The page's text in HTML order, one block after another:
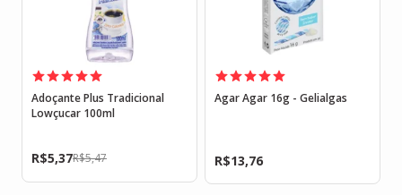
Adoçante Plus Tradicional
Lowçucar 100ml
R$5,47
R$5,37
Agar Agar 16g - Gelialgas
R$13,76